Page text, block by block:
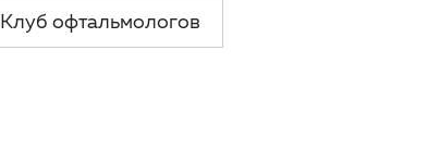
Клуб офтальмологов